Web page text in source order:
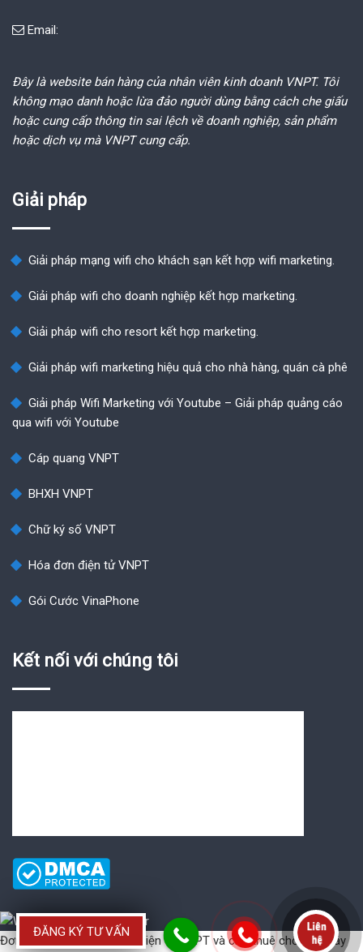
Email:
ĐĂNG KÝ TƯ VẤN
Đây là website bán hàng của nhân viên kinh doanh VNPT. Tôi
không mạo danh hoặc lừa đảo người dùng bằng cách che giấu
hoặc cung cấp thông tin sai lệch về doanh nghiệp, sản phẩm
hoặc dịch vụ mà VNPT cung cấp.
Giải pháp
Giải pháp mạng wifi cho khách sạn kết hợp wifi marketing.
Giải pháp wifi cho doanh nghiệp kết hợp marketing.
Giải pháp wifi cho resort kết hợp marketing.
Giải pháp wifi marketing hiệu quả cho nhà hàng, quán cà phê
Giải pháp Wifi Marketing với Youtube – Giải pháp quảng cáo
qua wifi với Youtube
Cáp quang VNPT
BHXH VNPT
Chữ ký số VNPT
Hóa đơn điện tử VNPT
Gói Cước VinaPhone
Kết nối với chúng tôi
Đơn vị cung cấp Hóa đơn điện tử VNPTvàcho thuê chổ đặt máy